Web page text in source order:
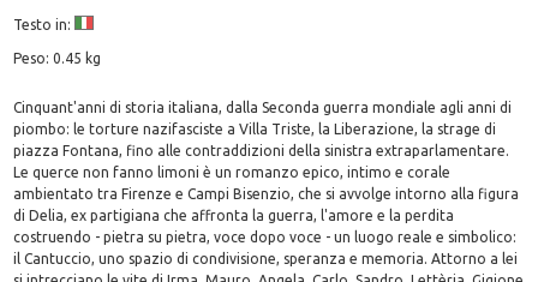
Testo in:
Peso: 0.45 kg
Cinquant'anni di storia italiana, dalla Seconda guerra mondiale agli anni di
piombo: le torture nazifasciste a Villa Triste, la Liberazione, la strage di
piazza Fontana, fino alle contraddizioni della sinistra extraparlamentare.
Le querce non fanno limoni è un romanzo epico, intimo e corale
ambientato tra Firenze e Campi Bisenzio, che si avvolge intorno alla figura
di Delia, ex partigiana che affronta la guerra, l'amore e la perdita
costruendo - pietra su pietra, voce dopo voce - un luogo reale e simbolico:
il Cantuccio, uno spazio di condivisione, speranza e memoria. Attorno a lei